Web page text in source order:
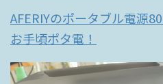
AFERIYのポータブル電源
お手頃ポタ電！